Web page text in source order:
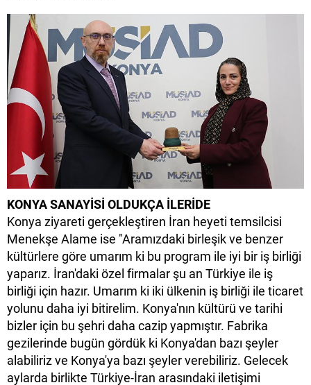
KONYA SANAYİSİ OLDUKÇA İLERİDE
Konya ziyareti gerçekleştiren İran heyeti temsilcisi
Menekşe Alame ise "Aramızdaki birleşik ve benzer
kültürlere göre umarım ki bu program ile iyi bir iş birliği
yaparız. İran'daki özel firmalar şu an Türkiye ile iş
birliği için hazır. Umarım ki iki ülkenin iş birliği ile ticaret
yolunu daha iyi bitirelim. Konya'nın kültürü ve tarihi
bizler için bu şehri daha cazip yapmıştır. Fabrika
gezilerinde bugün gördük ki Konya'dan bazı şeyler
alabiliriz ve Konya'ya bazı şeyler verebiliriz. Gelecek
aylarda birlikte Türkiye-İran arasındaki iletişimi